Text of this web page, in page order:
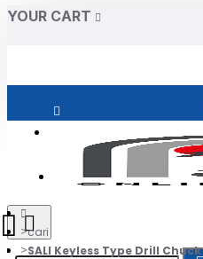
YOUR CART
cari
SALI Keyless Type Drill